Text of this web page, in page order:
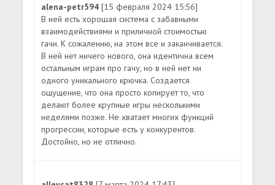
alena-petr594[15 февраля 2024 15:56]
В ней есть хорошая система с забавными
взаимодействиями и приличной стоимостью
гачи. К сожалению, на этом все и заканчивается.
В ней нет ничего нового, она идентична всем
остальным играм про гачу, но в ней нет ни
одного уникального крючка. Создается
ощущение, что она просто копирует то, что
делают более крупные игры несколькими
неделями позже. Не хватает многих функций
прогрессии, которые есть у конкурентов.
Достойно, но не отлично.